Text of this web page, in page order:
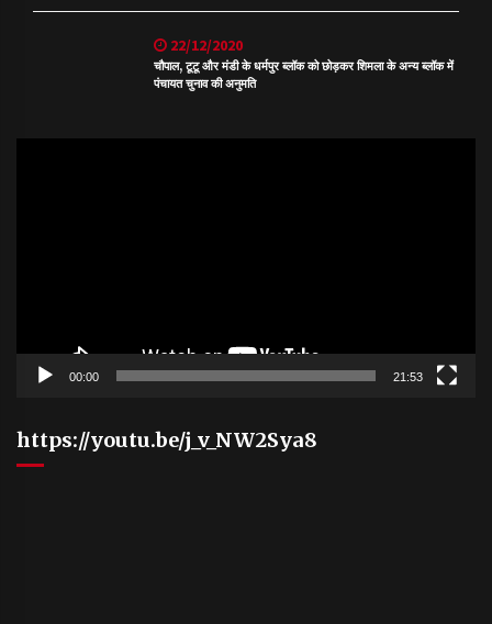
22/12/2020
चौपाल, टूटू और मंडी के धर्मपुर ब्लॉक को छोड़कर शिमला के अन्य ब्लॉक में
पंचायत चुनाव की अनुमति
00:00 21:53
https://youtu.be/j_v_NW2Sya8